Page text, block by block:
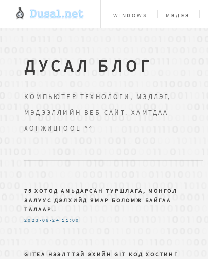
WINDOWS МЭДЭЭ
ДУСАЛ БЛОГ
КОМПЬЮТЕР ТЕХНОЛОГИ, МЭДЛЭГ,
МЭДЭЭЛЛИЙН ВЕБ САЙТ. ХАМТДАА
ХӨГЖИЦГӨӨЕ ^^
75 ХОТОД АМЬДАРСАН ТУРШЛАГА, МОНГОЛ
ЗАЛУУС ДЭЛХИЙД ЯМАР БОЛОМЖ БАЙГАА
ТАЛААР…
2023-06-24 11:00
GITEA НЭЭЛТТЭЙ ЭХИЙН GIT КОД ХОСТИНГ